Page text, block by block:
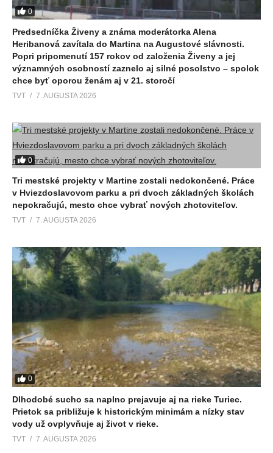
0
Predsedníčka Živeny a známa moderátorka Alena
Heribanová zavítala do Martina na Augustové slávnosti.
Popri pripomenutí 157 rokov od založenia Živeny a jej
významných osobností zaznelo aj silné posolstvo – spolok
chce byť oporou ženám aj v 21. storočí
TVT 7. AUGUSTA 2026
0
Tri mestské projekty v Martine zostali nedokončené. Práce
v Hviezdoslavovom parku a pri dvoch základných školách
nepokračujú, mesto chce vybrať nových zhotoviteľov.
TVT 7. AUGUSTA 2026
0
Dlhodobé sucho sa naplno prejavuje aj na rieke Turiec.
Prietok sa približuje k historickým minimám a nízky stav
vody už ovplyvňuje aj život v rieke.
TVT 7. AUGUSTA 2026